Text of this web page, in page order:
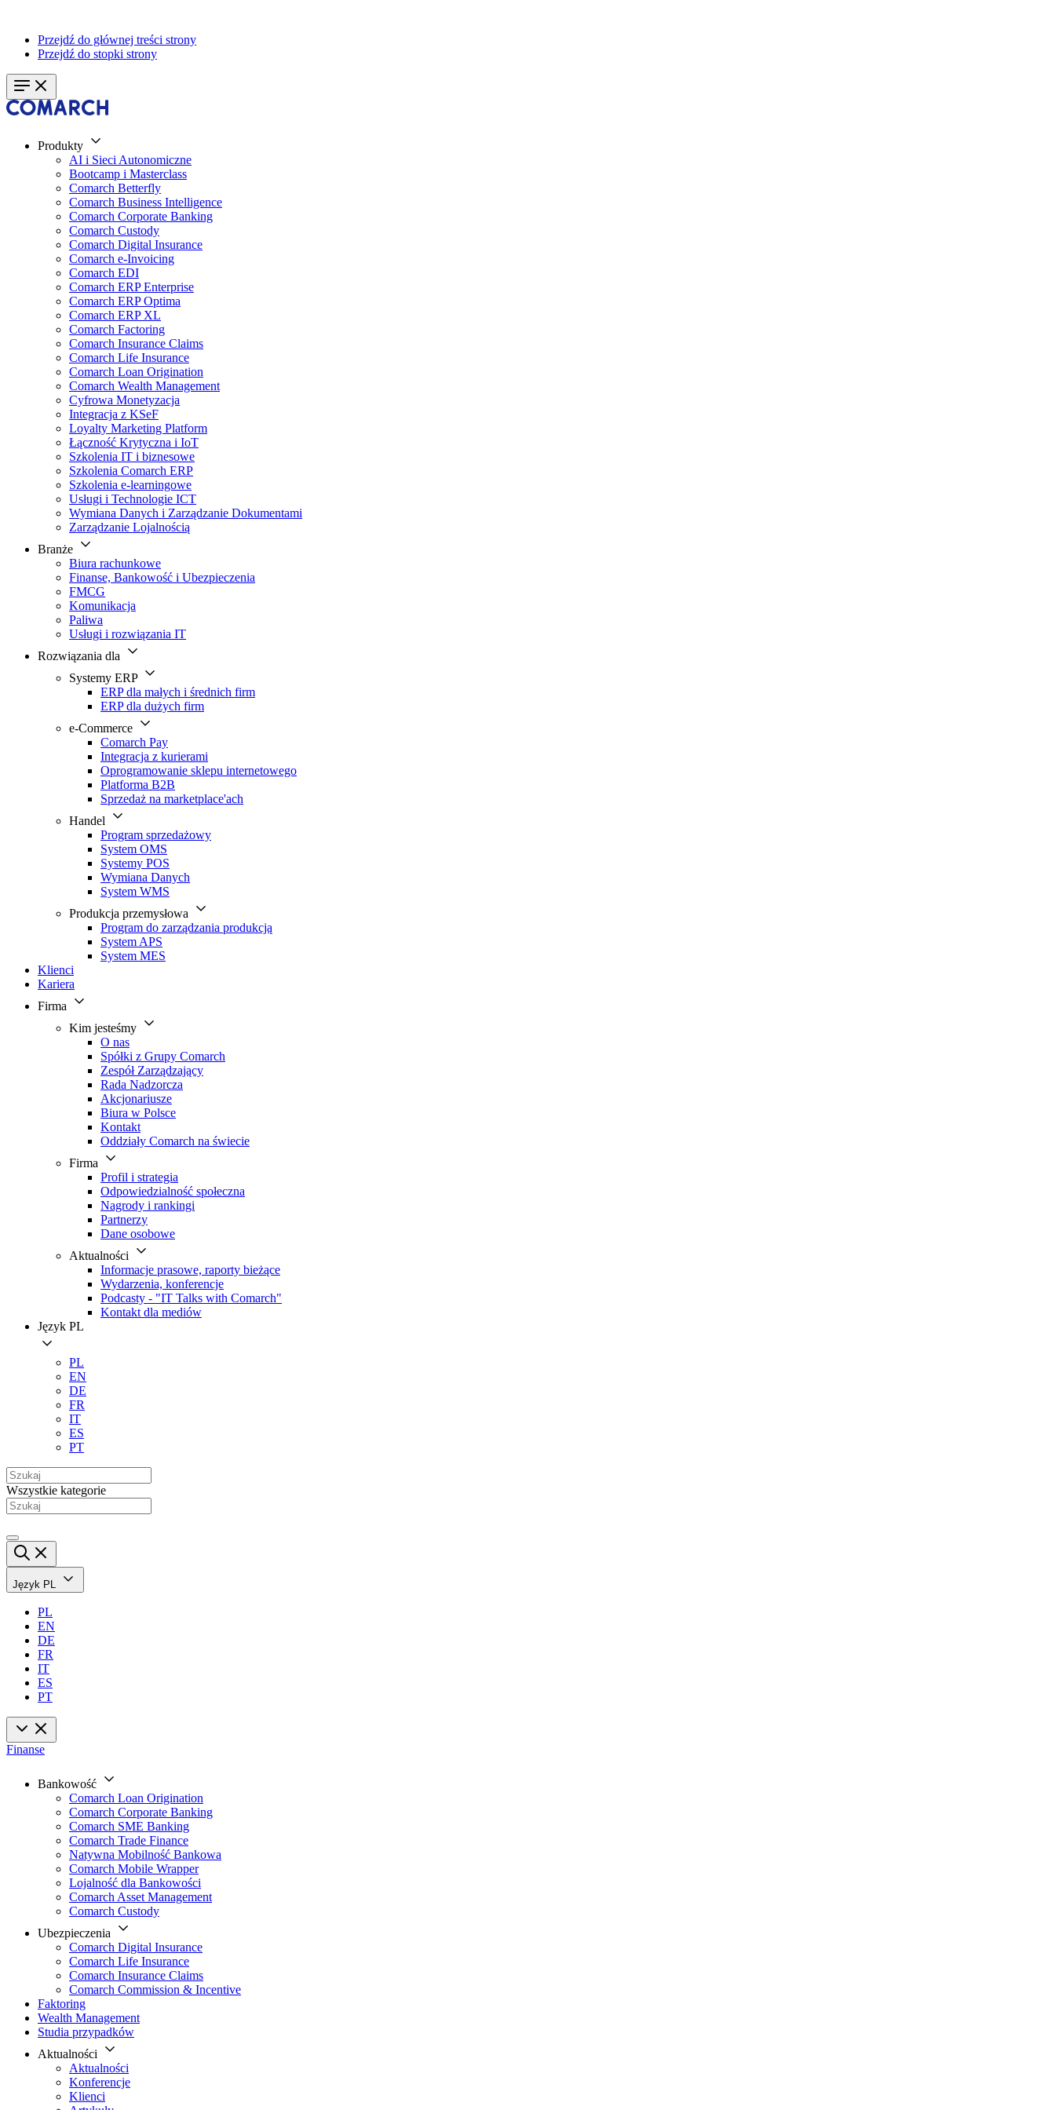
Przejdź do głównej treści strony
Przejdź do stopki strony
Produkty
AI i Sieci Autonomiczne
Bootcamp i Masterclass
Comarch Betterfly
Comarch Business Intelligence
Comarch Corporate Banking
Comarch Custody
Comarch Digital Insurance
Comarch e-Invoicing
Comarch EDI
Comarch ERP Enterprise
Comarch ERP Optima
Comarch ERP XL
Comarch Factoring
Comarch Insurance Claims
Comarch Life Insurance
Comarch Loan Origination
Comarch Wealth Management
Cyfrowa Monetyzacja
Integracja z KSeF
Loyalty Marketing Platform
Łączność Krytyczna i IoT
Szkolenia IT i biznesowe
Szkolenia Comarch ERP
Szkolenia e-learningowe
Usługi i Technologie ICT
Wymiana Danych i Zarządzanie Dokumentami
Zarządzanie Lojalnością
Branże
Biura rachunkowe
Finanse, Bankowość i Ubezpieczenia
FMCG
Komunikacja
Paliwa
Usługi i rozwiązania IT
Rozwiązania dla
Systemy ERP
ERP dla małych i średnich firm
ERP dla dużych firm
e-Commerce
Comarch Pay
Integracja z kurierami
Oprogramowanie sklepu internetowego
Platforma B2B
Sprzedaż na marketplace'ach
Handel
Program sprzedażowy
System OMS
Systemy POS
Wymiana Danych
System WMS
Produkcja przemysłowa
Program do zarządzania produkcją
System APS
System MES
Klienci
Kariera
Firma
Kim jesteśmy
O nas
Spółki z Grupy Comarch
Zespół Zarządzający
Rada Nadzorcza
Akcjonariusze
Biura w Polsce
Kontakt
Oddziały Comarch na świecie
Firma
Profil i strategia
Odpowiedzialność społeczna
Nagrody i rankingi
Partnerzy
Dane osobowe
Aktualności
Informacje prasowe, raporty bieżące
Wydarzenia, konferencje
Podcasty - "IT Talks with Comarch"
Kontakt dla mediów
Język PL
PL
EN
DE
FR
IT
ES
PT
Wszystkie kategorie
Język PL
PL
EN
DE
FR
IT
ES
PT
Finanse
Bankowość
Comarch Loan Origination
Comarch Corporate Banking
Comarch SME Banking
Comarch Trade Finance
Natywna Mobilność Bankowa
Comarch Mobile Wrapper
Lojalność dla Bankowości
Comarch Asset Management
Comarch Custody
Ubezpieczenia
Comarch Digital Insurance
Comarch Life Insurance
Comarch Insurance Claims
Comarch Commission & Incentive
Faktoring
Wealth Management
Studia przypadków
Aktualności
Aktualności
Konferencje
Klienci